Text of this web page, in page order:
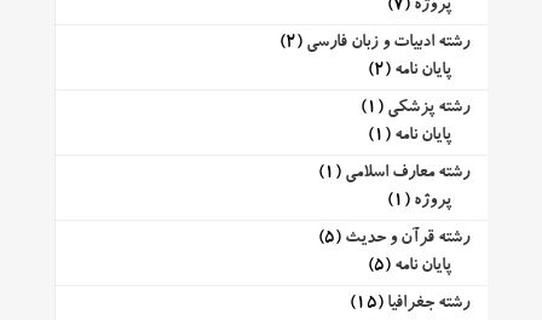
پروژه (7)
رشته ادبیات و زبان فارسی (2)
پایان نامه (2)
رشته پزشکی (1)
پایان نامه (1)
رشته معارف اسلامی (1)
پروژه (1)
رشته قرآن و حدیث (5)
پایان نامه (5)
رشته جغرافیا (15)